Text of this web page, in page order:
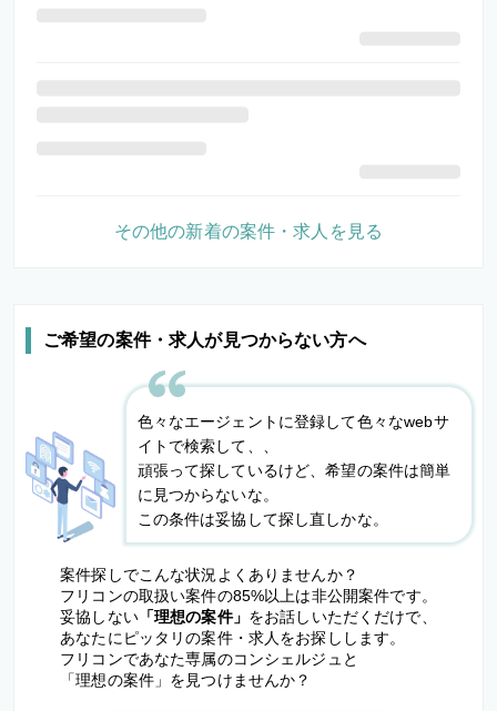
ご希望の案件・求人が見つからない方へ
色々なエージェントに登録して色々なwebサ
イトで検索して、、
頑張って探しているけど、希望の案件は簡単
に見つからないな。
この条件は妥協して探し直しかな。
案件探しでこんな状況よくありませんか？
フリコンの取扱い案件の85%以上は非公開案件です。
妥協しない「理想の案件」 をお話しいただくだけで、
あなたにピッタリの案件・求人をお探しします。
フリコンであなた専属のコンシェルジュと
「理想の案件」を見つけませんか？
その他の新着の案件・求人を見る